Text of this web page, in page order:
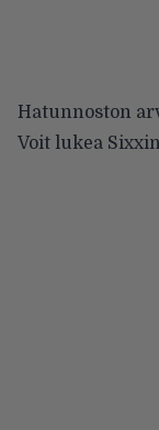
Hatunnoston
Voit lukea